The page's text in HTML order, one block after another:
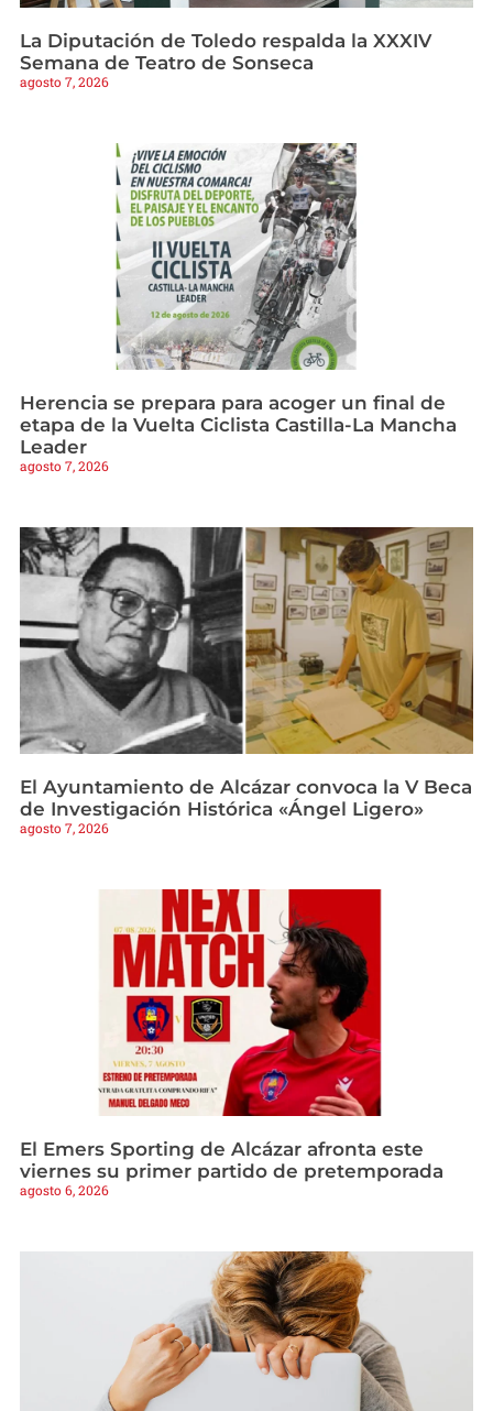
La Diputación de Toledo respalda la XXXIV
Semana de Teatro de Sonseca
agosto 7, 2026
Herencia se prepara para acoger un final de
etapa de la Vuelta Ciclista Castilla-La Mancha
Leader
agosto 7, 2026
El Ayuntamiento de Alcázar convoca la V Beca
de Investigación Histórica «Ángel Ligero»
agosto 7, 2026
El Emers Sporting de Alcázar afronta este
viernes su primer partido de pretemporada
agosto 6, 2026